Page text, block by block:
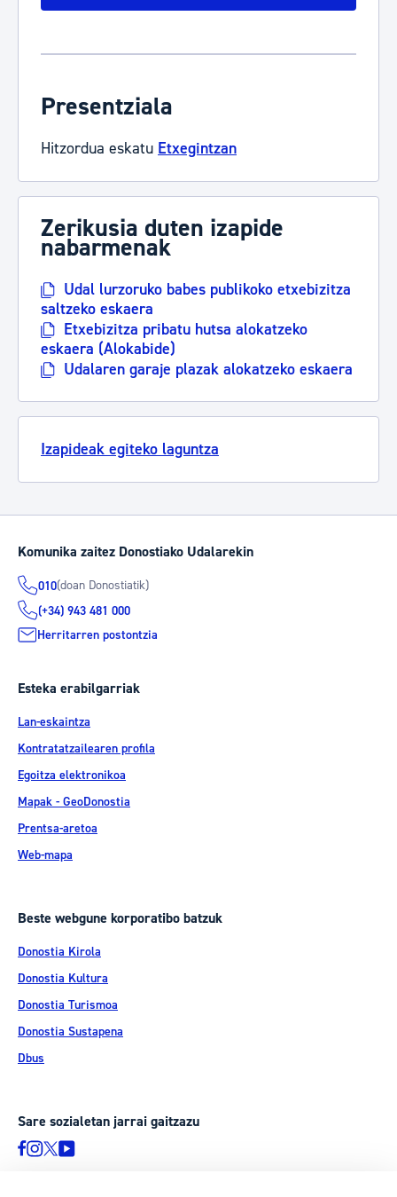
Presentziala
Hitzordua eskatu Etxegintzan
Zerikusia duten izapide
nabarmenak
Udal lurzoruko babes publikoko etxebizitza
saltzeko eskaera
Etxebizitza pribatu hutsa alokatzeko
eskaera (Alokabide)
Udalaren garaje plazak alokatzeko eskaera
Izapideak egiteko laguntza
Komunika zaitez Donostiako Udalarekin
010(doan Donostiatik)
(+34) 943 481 000
Herritarren postontzia
Esteka erabilgarriak
Lan-eskaintza
Kontratatzailearen profila
Egoitza elektronikoa
Mapak - GeoDonostia
Prentsa-aretoa
Web-mapa
Beste webgune korporatibo batzuk
Donostia Kirola
Donostia Kultura
Donostia Turismoa
Donostia Sustapena
Dbus
Sare sozialetan jarrai gaitzazu